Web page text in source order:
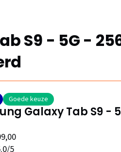
S9 - 5G -
Goede keuze
Galaxy Tab S9 -
5